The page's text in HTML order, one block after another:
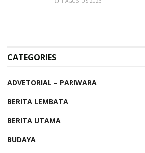
CATEGORIES
ADVETORIAL – PARIWARA
BERITA LEMBATA
BERITA UTAMA
BUDAYA